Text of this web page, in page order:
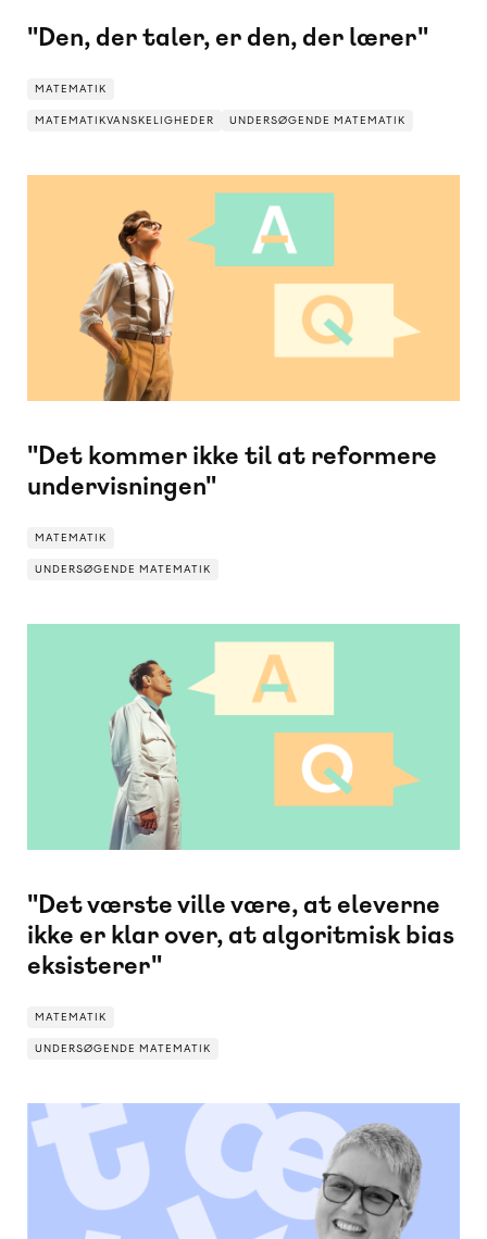
"Den, der taler, er den, der lærer"
MATEMATIK
MATEMATIKVANSKELIGHEDER UNDERSØGENDE MATEMATIK
"Det kommer ikke til at reformere
undervisningen"
MATEMATIK
UNDERSØGENDE MATEMATIK
"Det værste ville være, at eleverne
ikke er klar over, at algoritmisk bias
eksisterer"
MATEMATIK
UNDERSØGENDE MATEMATIK
MATEMATIK